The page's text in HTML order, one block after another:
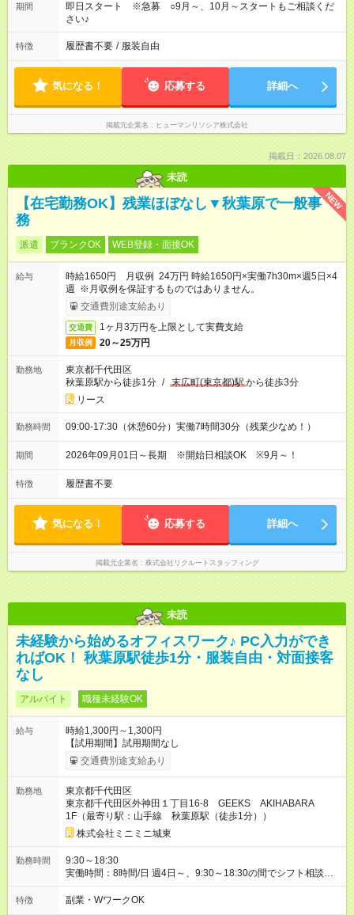
期間
即日スタート ※急募 ○9月～、10月～スタートもご相談くだ
さい♪
特徴 履歴書不要 / 服装自由
気になる！ 応募する 詳細へ
掲載元企業名 ヒューマンリソシア株式会社
掲載日：2026.08.07
未読
NEW
【在宅勤務OK】残業ほぼなし▼秋葉原で一般事
務
派遣 ブランクOK WEB登録・面接OK
給与
時給1650円 月収例 24万円 時給1650円×実働7h30m×週5日×4
週 ※月収例を保証するものではありません。
交通費別途支給あり
交通費 1ヶ月3万円を上限として実費支給
月収例 20～25万円
勤務地
東京都千代田区
秋葉原駅から徒歩1分 / 末広町(東京都)駅から徒歩3分
リース
勤務時間 09:00-17:30（休憩60分）実働7時間30分（残業少なめ！）
期間 2026年09月01日～長期 ※開始日相談OK ※9月～！
特徴 履歴書不要
気になる！ 応募する 詳細へ
掲載元企業名 株式会社リクルートスタッフィング
未読
未経験から始めるオフィスワーク♪ PC入力ができ
ればOK！ 秋葉原駅徒歩1分・服装自由・対面接客
なし
アルバイト 職種未経験OK
給与
時給1,300円～1,300円
【試用期間】試用期間なし
交通費別途支給あり
勤務地
東京都千代田区
東京都千代田区外神田１丁目16-8 GEEKS AKIHABARA
1F（最寄り駅：山手線 秋葉原駅（徒歩1分））
株式会社ミニミニ城東
勤務時間
9:30～18:30
実働時間：8時間/日 週4日～、9:30～18:30の間でシフト相談
OK！ あなたのライフスタイルに合わせて、無理のない勤務時間
を一緒に決めましょう。 ガッツリ働きたい方も、時間を調整し
特徴 副業・WワークOK